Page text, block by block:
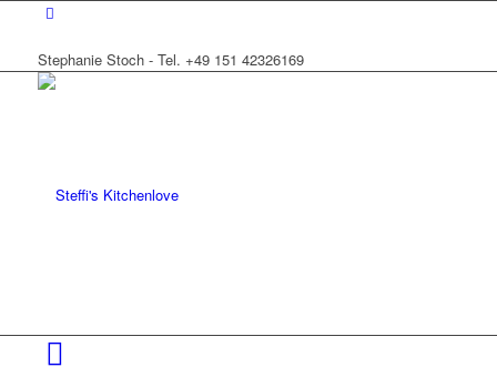
Stephanie Stoch - Tel. +49 151 42326169